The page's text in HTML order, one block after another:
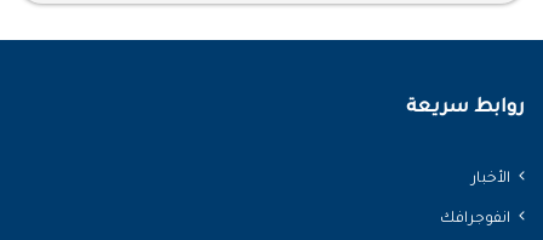
روابط سريعة
الأخبار
انفوجرافك